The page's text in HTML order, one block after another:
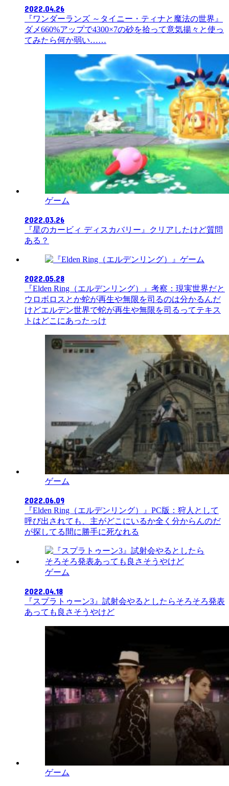
2022.04.26
『ワンダーランズ ～タイニー・ティナと魔法の世界』
ダメ660%アップで4300×7の砂を拾って意気揚々と使っ
てみたら何か弱い……
ゲーム
2022.03.26
『星のカービィ ディスカバリー』クリアしたけど質問
ある？
ゲーム
2022.05.28
『Elden Ring（エルデンリング）』考察：現実世界だと
ウロボロスとか蛇が再生や無限を司るのは分かるんだ
けどエルデン世界で蛇が再生や無限を司るってテキス
トはどこにあったっけ
ゲーム
2022.06.09
『Elden Ring（エルデンリング）』PC版：狩人として
呼び出されても、主がどこにいるか全く分からんのだ
が探してる間に勝手に死なれる
ゲーム
2022.04.18
『スプラトゥーン3』試射会やるとしたらそろそろ発表
あっても良さそうやけど
ゲーム